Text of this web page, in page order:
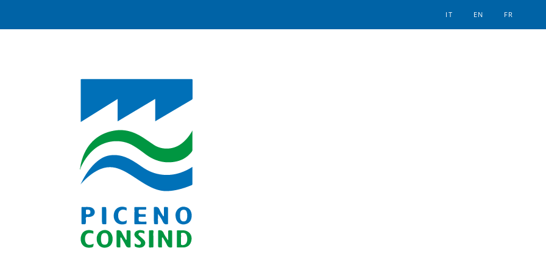
IT EN FR